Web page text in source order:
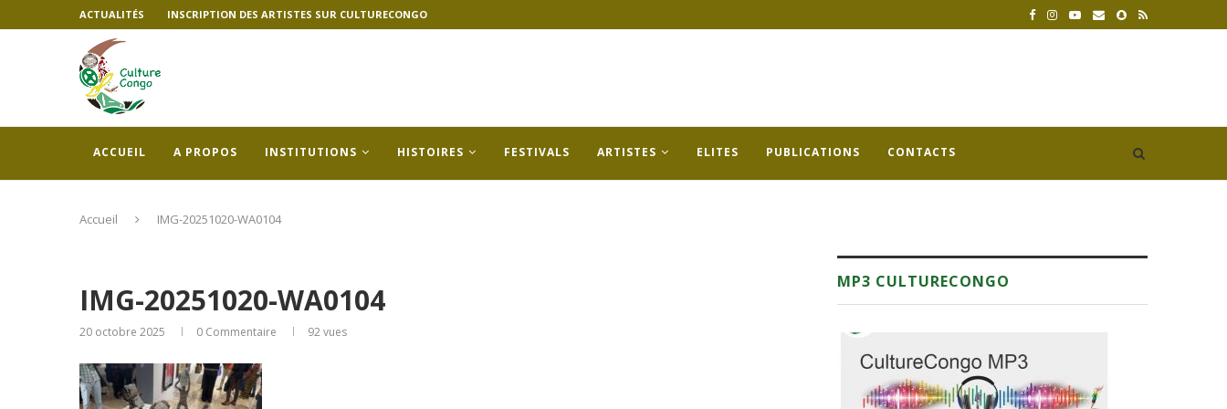
ACTUALITÉS INSCRIPTION DES ARTISTES SUR CULTURECONGO
ACCUEIL A PROPOS INSTITUTIONS HISTOIRES FESTIVALS ARTISTES ELITES PUBLICATIONS CONTACTS
Accueil IMG-20251020-WA0104
IMG-20251020-WA0104
20 octobre 2025 0 Commentaire 92vues
MP3 CULTURECONGO